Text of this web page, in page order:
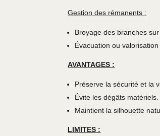
Gestion des rémanents :
Broyage des branches sur
Évacuation ou
AVANTAGES :
Préserve la sécurité et la
Évite les dégâts matériels.
Maintient la silhouette
LIMITES :